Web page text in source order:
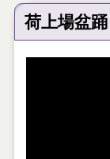
荷上場盆